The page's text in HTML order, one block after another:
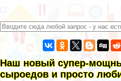
Наш новый супер-
сыроедов и просто